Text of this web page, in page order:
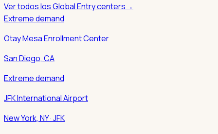
Ver todos losGlobal Entrycenters→
Extreme demand
Otay Mesa Enrollment Center
San Diego, CA
Extreme demand
JFK International Airport
New York, NY· JFK